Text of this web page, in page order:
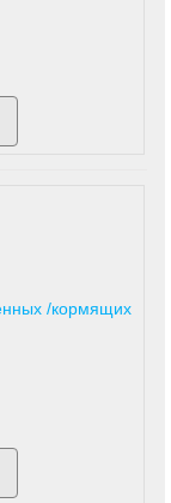
/кормящих